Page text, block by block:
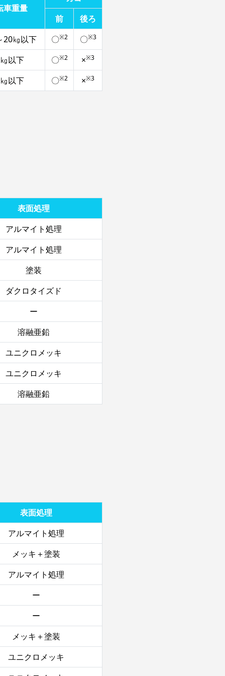
車重量
前
後ろ
20㎏以下
〇※2 〇※3
以下 〇※2 ×※3
以下 〇※2 ×※3
表面処理
アルマイト処理
アルマイト処理
塗装
ダクロタイズド
ー
溶融亜鉛
ユニクロメッキ
ユニクロメッキ
溶融亜鉛
表面処理
アルマイト処理
メッキ＋塗装
アルマイト処理
ー
ー
メッキ＋塗装
ユニクロメッキ